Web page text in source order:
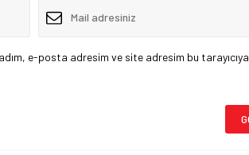
e-posta adresim ve site adresim bu tarayıcıya